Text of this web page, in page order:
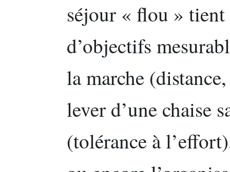
séjour « flou »
d’objectifs
la marche
lever d’une chaise
(tolérance à